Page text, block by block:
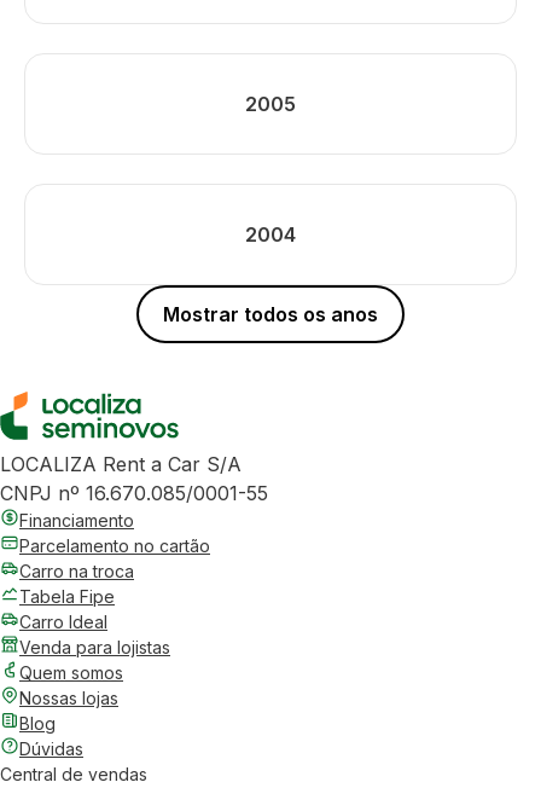
2005
2004
Mostrar todos os anos
LOCALIZA Rent a Car S/A
CNPJ nº 16.670.085/0001-55
Financiamento
Parcelamento no cartão
Carro na troca
Tabela Fipe
Carro Ideal
Venda para lojistas
Quem somos
Nossas lojas
Blog
Dúvidas
Central de vendas